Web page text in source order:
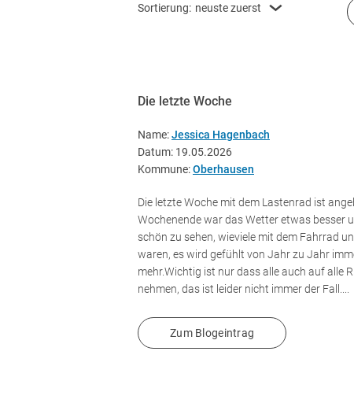
Sortierung: neuste zuerst
Die letzte Woche
Name:Jessica Hagenbach
Datum: 19.05.2026
Kommune:Oberhausen
Die letzte Woche mit dem Lastenrad ist
Wochenende war das Wetter etwas besser
schön zu sehen, wieviele mit dem Fahrrad
waren, es wird gefühlt von Jahr zu Jahr
mehr.Wichtig ist nur dass alle auch auf alle
nehmen, das ist leider nicht immer der Fall....
Zum Blogeintrag